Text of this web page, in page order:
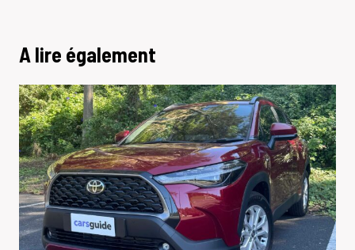
A lire également